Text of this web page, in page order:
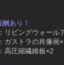
あり！
グウォールア
トラの肖像画
縮繊維板×2